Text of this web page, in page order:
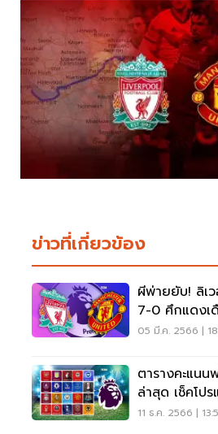
ข่าวที่เกี่ยวข้อง
ผีพ่ายยับ! ลิเ
7-0 ศึกแดงเ
05 มี.ค. 2566 |
ตารางคะแน
ล่าสุด เช็คโป
แดงเดือดที่นี่
11 ธ.ค. 2566 |